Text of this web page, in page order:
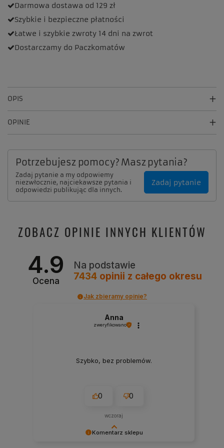
Darmowa dostawa od 129 zł
Szybkie i bezpieczne płatności
Łatwe i szybkie zwroty 14 dni na zwrot
Dostarczamy do Paczkomatów
OPIS
OPINIE
Potrzebujesz pomocy? Masz pytania?
Zadaj pytanie a my odpowiemy
niezwłocznie, najciekawsze pytania i
odpowiedzi publikując dla innych.
Zadaj pytanie
ZOBACZ OPINIE INNYCH KLIENTÓW
4.9
Ocena
Na podstawie
7434 opinii z całego okresu
Jak zbieramy opinie?
Komentarz sklepu
Anna
zweryfikowano
Szybko, bez problemów.
0 0
wczoraj